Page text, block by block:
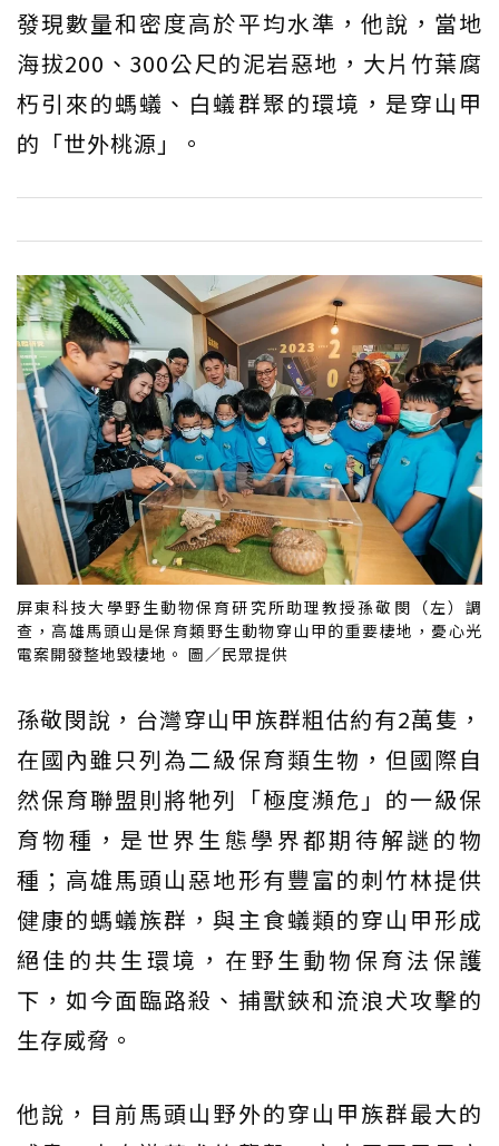
發現數量和密度高於平均水準，他說，當地
海拔200、300公尺的泥岩惡地，大片竹葉腐
朽引來的螞蟻、白蟻群聚的環境，是穿山甲
的「世外桃源」。
屏東科技大學野生動物保育研究所助理教授孫敬閔（左）調
查，高雄馬頭山是保育類野生動物穿山甲的重要棲地，憂心光
電案開發整地毀棲地。 圖／民眾提供
孫敬閔說，台灣穿山甲族群粗估約有2萬隻，
在國內雖只列為二級保育類生物，但國際自
然保育聯盟則將牠列「極度瀕危」的一級保
育物種，是世界生態學界都期待解謎的物
種；高雄馬頭山惡地形有豐富的刺竹林提供
健康的螞蟻族群，與主食蟻類的穿山甲形成
絕佳的共生環境，在野生動物保育法保護
下，如今面臨路殺、捕獸鋏和流浪犬攻擊的
生存威脅。
他說，目前馬頭山野外的穿山甲族群最大的